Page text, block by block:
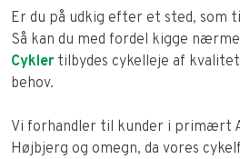
Er du på udkig efter et sted, som
Så kan du med fordel kigge
Cykler tilbydes cykelleje af
behov.
Vi forhandler til kunder i primært
Højbjerg og omegn, da vores